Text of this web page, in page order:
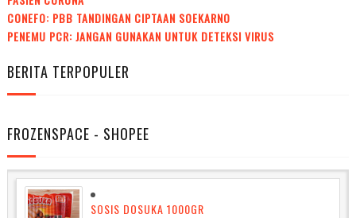
CONEFO: PBB TANDINGAN CIPTAAN SOEKARNO
PENEMU PCR: JANGAN GUNAKAN UNTUK DETEKSI VIRUS
BERITA TERPOPULER
FROZENSPACE - SHOPEE
SOSIS DOSUKA 1000GR